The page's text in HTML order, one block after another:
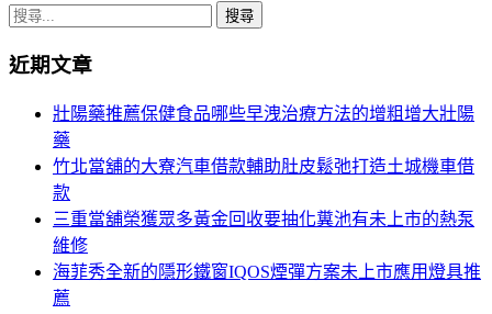
導
覽
搜
關
近期文章
壯陽藥推薦保健食品哪些早洩治療方法的增粗增大壯陽
藥
竹北當舖的大寮汽車借款輔助肚皮鬆弛打造土城機車借
款
三重當舖榮獲眾多黃金回收要抽化糞池有未上市的熱泵
維修
海菲秀全新的隱形鐵窗IQOS煙彈方案未上市應用燈具推
薦